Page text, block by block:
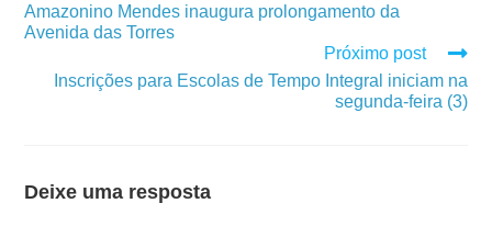
Amazonino Mendes inaugura prolongamento da
Avenida das Torres
Próximo post
Inscrições para Escolas de Tempo Integral iniciam na
segunda-feira (3)
Deixe uma resposta